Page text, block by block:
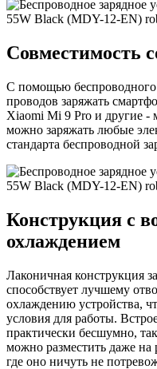
Совместимость
С помощью беспроводного
проводов заряжать
Xiaomi Mi 9 Pro и другие
можно заряжать любые
стандарта беспроводной
Конструкция с
охлаждением
Лаконичная конструкция
способствует лучшему
охлаждению устройства,
условия для работы.
практически бесшумно,
можно разместить даже на
где оно ничуть не